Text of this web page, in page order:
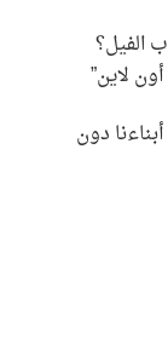
الفيل؟
لاين”
دون